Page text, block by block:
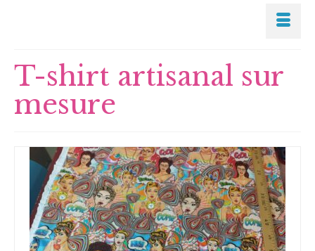
T-shirt artisanal sur
mesure